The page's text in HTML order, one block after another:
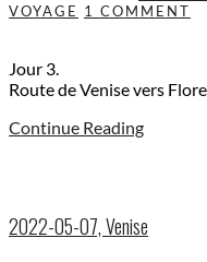
VOYAGE 1 COMMENT
Jour 3.
Route de Venise vers
Continue Reading
2022-05-07, Venise